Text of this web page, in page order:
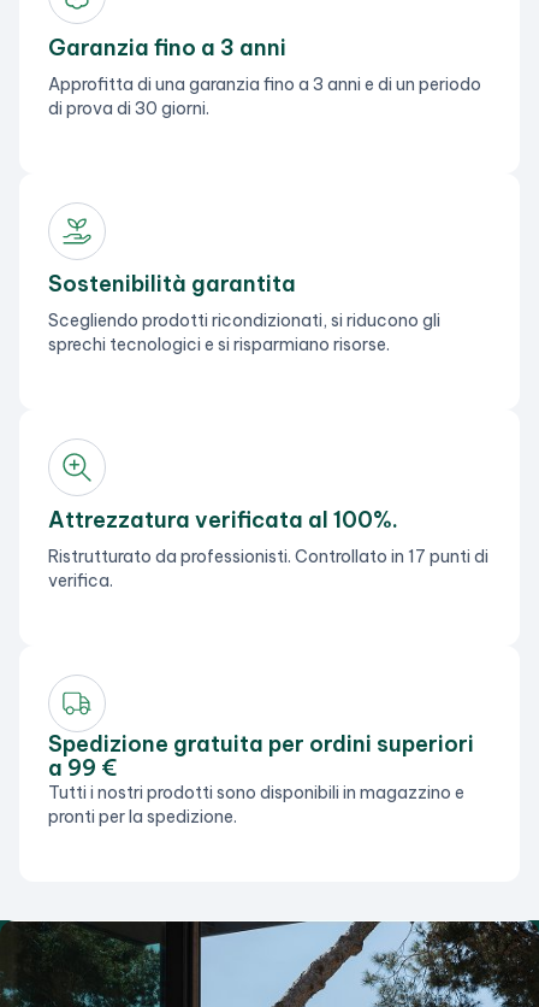
Garanzia fino a 3 anni
Approfitta di una garanzia fino a 3 anni e di un periodo
di prova di 30 giorni.
Sostenibilità garantita
Scegliendo prodotti ricondizionati, si riducono gli
sprechi tecnologici e si risparmiano risorse.
Attrezzatura verificata al 100%.
Ristrutturato da professionisti. Controllato in 17 punti di
verifica.
Spedizione gratuita per ordini superiori
a 99 €
Tutti i nostri prodotti sono disponibili in magazzino e
pronti per la spedizione.